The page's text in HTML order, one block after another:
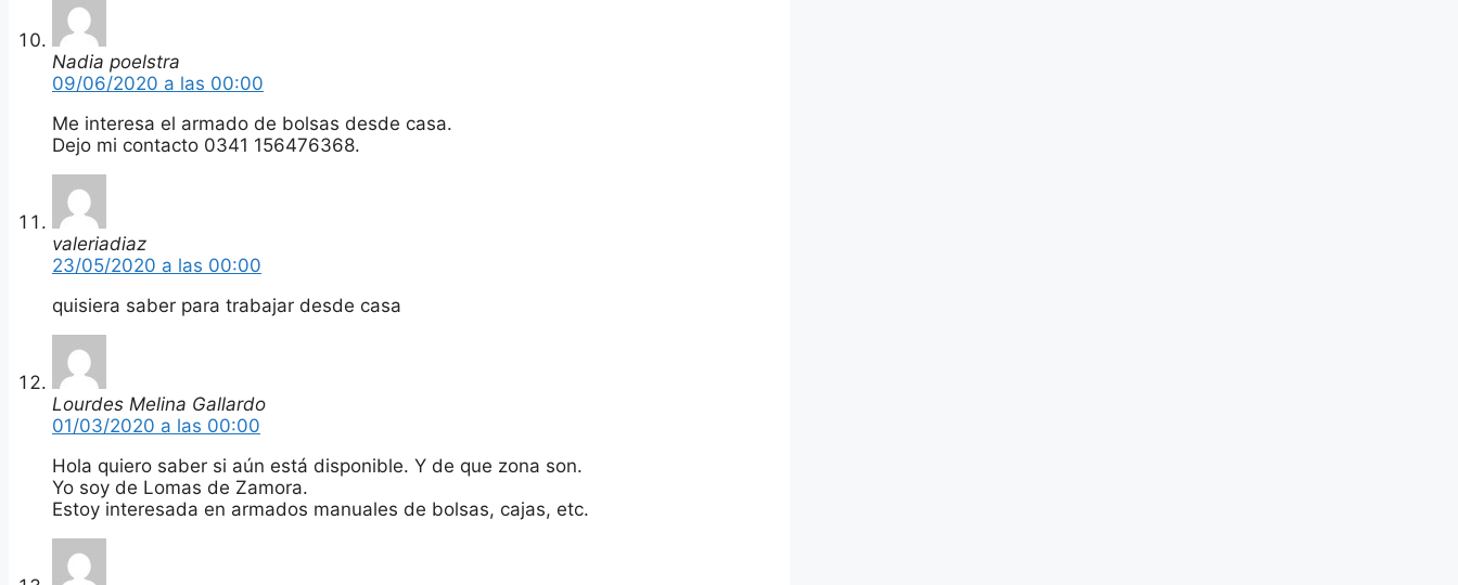
Nadia poelstra
09/06/2020 a las 00:00
Me interesa el armado de bolsas desde casa.
Dejo mi contacto 0341 156476368.
valeriadiaz
23/05/2020 a las 00:00
quisiera saber para trabajar desde casa
Lourdes Melina Gallardo
01/03/2020 a las 00:00
Hola quiero saber si aún está disponible. Y de que zona son.
Yo soy de Lomas de Zamora.
Estoy interesada en armados manuales de bolsas, cajas, etc.